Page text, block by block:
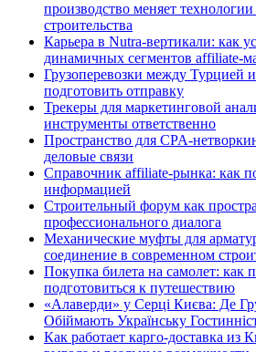
производство меняет
строительства
Карьера в Nutra-вертикали: как
динамичных сегментов affiliate-
Грузоперевозки между Турцией
подготовить отправку
Трекеры для маркетинговой
инструменты ответственно
Пространство для CPA-
деловые связи
Справочник affiliate-рынка: как
информацией
Строительный форум как
профессионального диалога
Механические муфты для
соединение в современном
Покупка билета на самолет: как
подготовиться к путешествию
«Алаверди» у Серці Києва: Де
Обіймають Українську
Как работает карго-доставка из